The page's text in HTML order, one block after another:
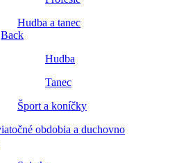
Hudba a tanec
Back
Hudba
Tanec
Šport a koníčky
obdobia a duchovno